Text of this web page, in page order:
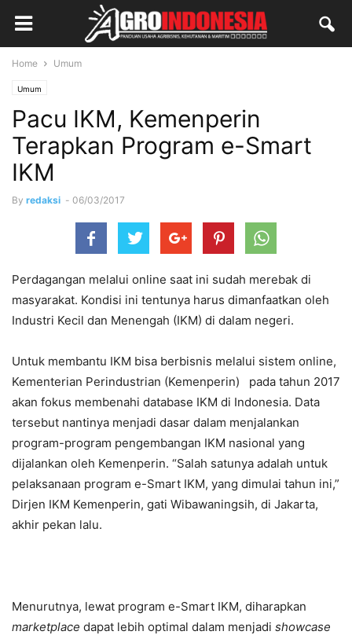
Home Umum
Umum
Pacu IKM, Kemenperin
Terapkan Program e-Smart
IKM
By redaksi - 06/03/2017
Perdagangan melalui online saat ini sudah merebak di
masyarakat. Kondisi ini tentunya harus dimanfaatkan oleh
Industri Kecil dan Menengah (IKM) di dalam negeri.
Untuk membantu IKM bisa berbisnis melalui sistem online,
Kementerian Perindustrian (Kemenperin) pada tahun 2017
akan fokus membenahi database IKM di Indonesia. Data
tersebut nantinya menjadi dasar dalam menjalankan
program-program pengembangan IKM nasional yang
dijalankan oleh Kemenperin. “Salah satunya adalah untuk
pelaksanaan program e-Smart IKM, yang dimulai tahun ini,”
Dirjen IKM Kemenperin, gati Wibawaningsih, di Jakarta,
akhir pekan lalu.
Menurutnya, lewat program e-Smart IKM, diharapkan
marketplace dapat lebih optimal dalam menjadi showcase